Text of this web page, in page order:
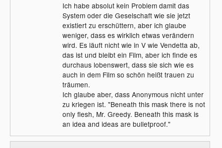
Ich habe absolut kein Problem damit das
System oder die Geselschaft wie sie jetzt
existiert zu erschüttern, aber ich glaube
weniger, dass es wirklich etwas verändern
wird. Es läuft nicht wie in V wie Vendetta ab,
das ist und bleibt ein Film, aber ich finde es
durchaus lobenswert, dass sie sich wie es
auch in dem Film so schön heißt trauen zu
träumen.
Ich glaube aber, dass Anonymous nicht unter
zu kriegen ist. "Beneath this mask there is not
only flesh, Mr. Greedy. Beneath this mask is
an idea and ideas are bulletproof."